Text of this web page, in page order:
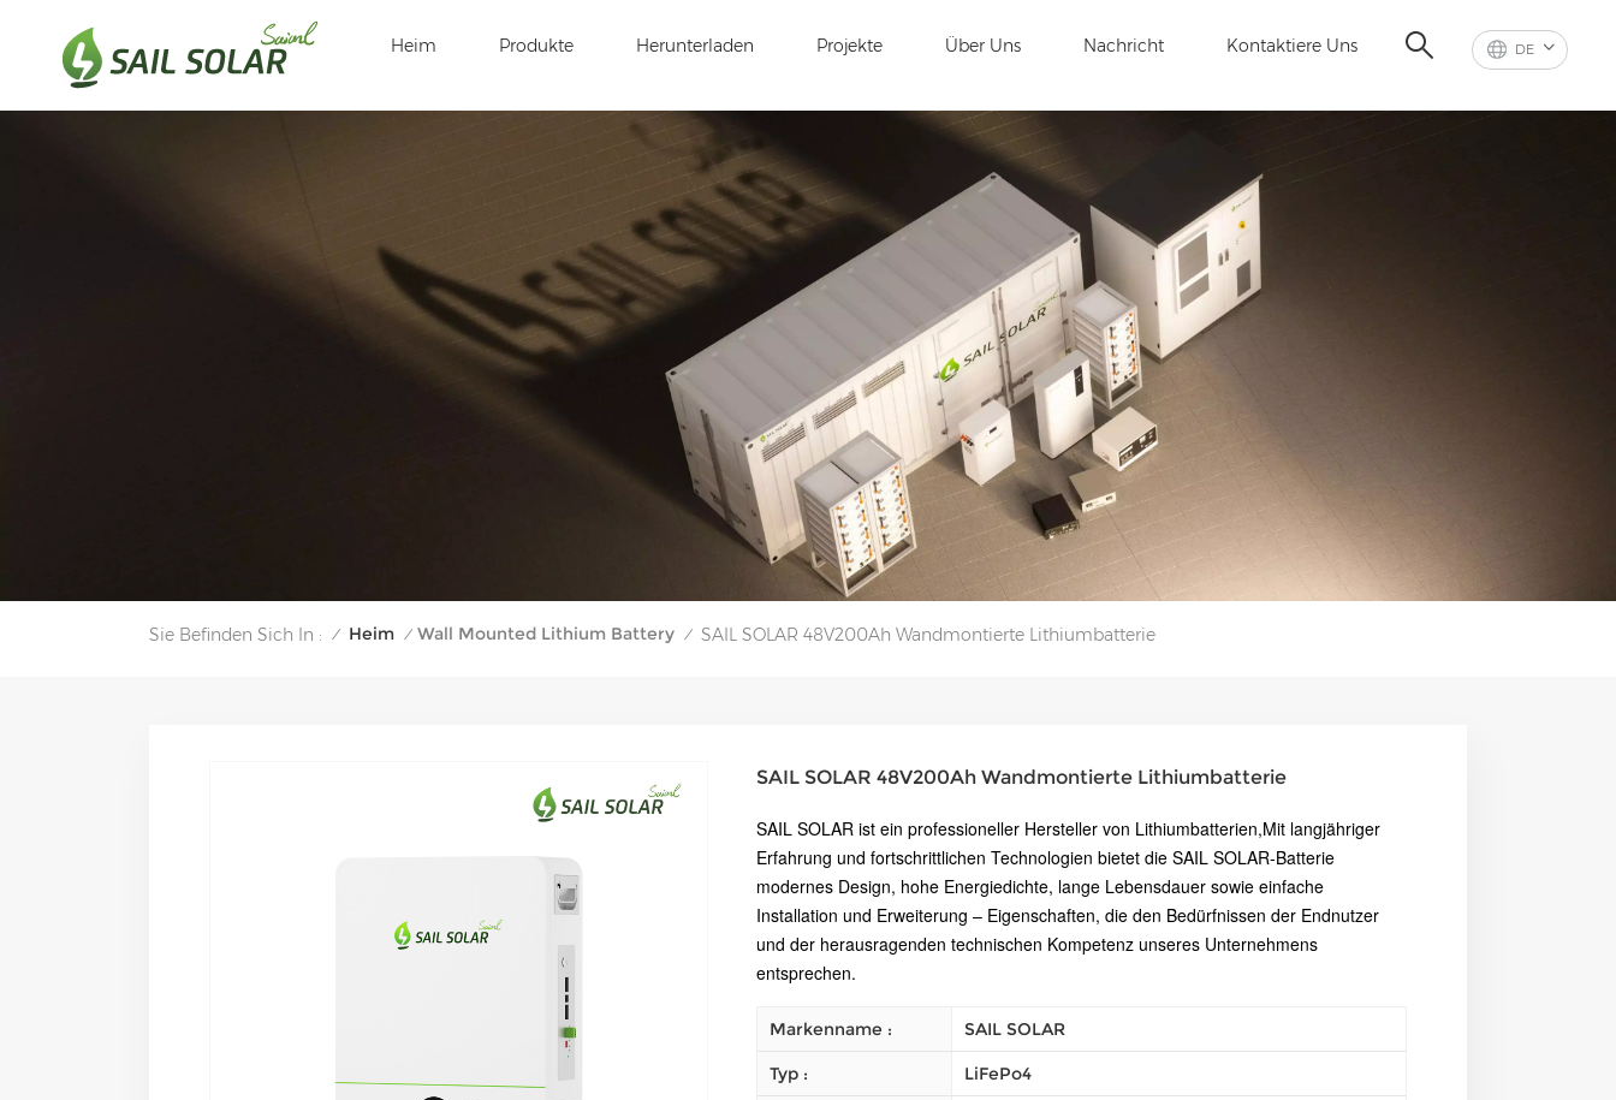
DE
Heim Produkte Herunterladen Projekte Über Uns Nachricht Kontaktiere Uns
Sie Befinden Sich In : / Heim / Wall Mounted Lithium Battery / SAIL SOLAR 48V200Ah Wandmontierte Lithiumbatterie
SAIL SOLAR 48V200Ah Wandmontierte Lithiumbatterie
SAIL SOLAR ist ein professioneller Hersteller von Lithiumbatterien,Mit langjähriger
Erfahrung und fortschrittlichen Technologien bietet die SAIL SOLAR-Batterie
modernes Design, hohe Energiedichte, lange Lebensdauer sowie einfache
Installation und Erweiterung – Eigenschaften, die den Bedürfnissen der Endnutzer
und der herausragenden technischen Kompetenz unseres Unternehmens
entsprechen.
Markenname : SAIL SOLAR
Typ : LiFePo4